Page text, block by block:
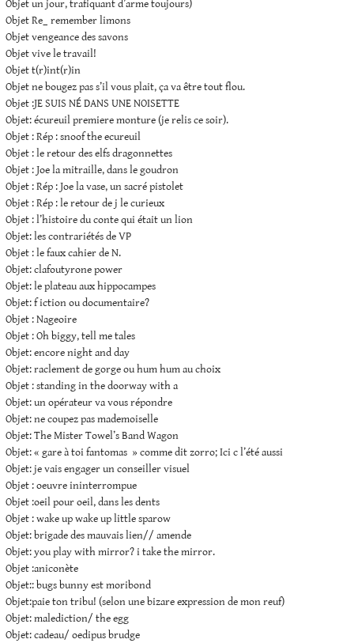
Objet un jour, trafiquant d’arme toujours)
Objet Re_ remember limons
Objet vengeance des savons
Objet vive le travail!
Objet t(r)int(r)in
Objet ne bougez pas s’il vous plait, ça va être tout flou.
Objet :JE SUIS NÉ DANS UNE NOISETTE
Objet: écureuil premiere monture (je relis ce soir).
Objet : Rép : snoof the ecureuil
Objet : le retour des elfs dragonnettes
Objet : Joe la mitraille, dans le goudron
Objet : Rép : Joe la vase, un sacré pistolet
Objet : Rép : le retour de j le curieux
Objet : l’histoire du conte qui était un lion
Objet: les contrariétés de VP
Objet : le faux cahier de N.
Objet: clafoutyrone power
Objet: le plateau aux hippocampes
Objet: f iction ou documentaire?
Objet : Nageoire
Objet : Oh biggy, tell me tales
Objet: encore night and day
Objet: raclement de gorge ou hum hum au choix
Objet : standing in the doorway with a
Objet: un opérateur va vous répondre
Objet: ne coupez pas mademoiselle
Objet: The Mister Towel’s Band Wagon
Objet: « gare à toi fantomas » comme dit zorro; Ici c l’été aussi
Objet: je vais engager un conseiller visuel
Objet : oeuvre ininterrompue
Objet :oeil pour oeil, dans les dents
Objet : wake up wake up little sparow
Objet: brigade des mauvais lien// amende
Objet: you play with mirror? i take the mirror.
Objet :aniconète
Objet:: bugs bunny est moribond
Objet:paie ton tribu! (selon une bizare expression de mon reuf)
Objet: malediction/ the egg
Objet: cadeau/ oedipus brudge